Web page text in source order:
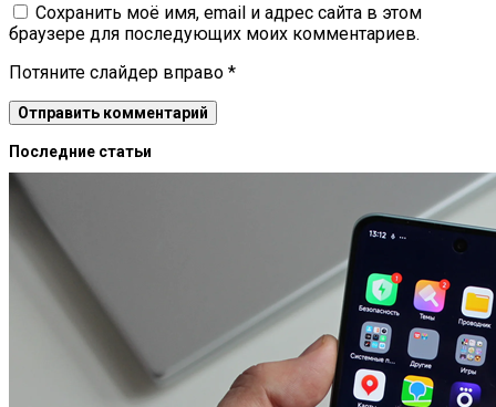
Сохранить моё имя, email и адрес сайта в этом
браузере для последующих моих комментариев.
Потяните слайдер вправо *
Последние статьи